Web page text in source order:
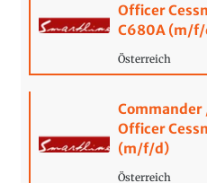
Officer
C680A (m/
Österreich
Commander
Officer
(m/f/d)
Österreich